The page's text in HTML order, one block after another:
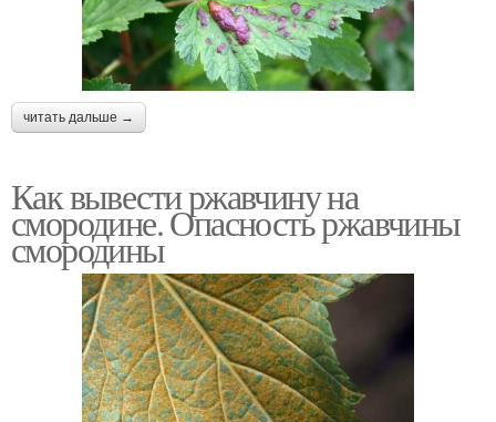
читать дальше →
Как вывести ржавчину на
смородине. Опасность ржавчины
смородины